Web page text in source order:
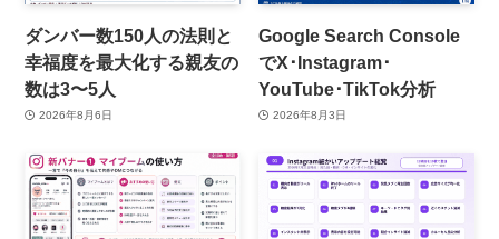
ダンバー数150人の法則と
幸福度を最大化する親友の
数は3〜5人
2026年8月6日
Google Search Console
でX･Instagram･
YouTube･TikTok分析
2026年8月3日